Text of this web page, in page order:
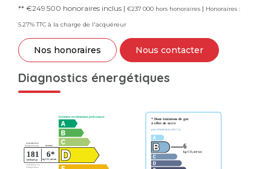
** €249 500 honoraires inclus | €237 000 hors honoraires | Honoraires :
5.27% TTC à la charge de l'acquéreur
Nos honoraires Nous contacter
Diagnostics énergétiques